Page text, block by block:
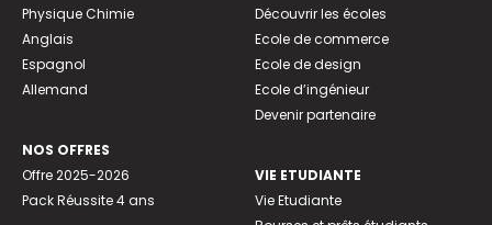
Physique Chimie
Anglais
Espagnol
Allemand
NOS OFFRES
Offre 2025-2026
Pack Réussite 4 ans
Découvrir les écoles
Ecole de commerce
Ecole de design
Ecole d’ingénieur
Devenir partenaire
VIE ETUDIANTE
Vie Etudiante